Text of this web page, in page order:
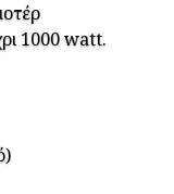
1000 watt.